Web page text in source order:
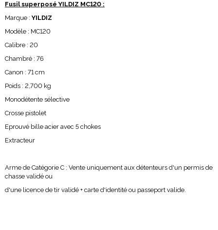
Fusil superposé YILDIZ MC120 :
Marque : YILDIZ
Modèle : MC120
Calibre : 20
Chambré : 76
Canon : 71 cm
Poids : 2,700 kg
Monodétente sélective
Crosse pistolet
Eprouvé bille acier avec 5 chokes
Extracteur
Arme de Catégorie C : Vente uniquement aux détenteurs d'un permis de
chasse validé ou
d'une licence de tir validé + carte d'identité ou passeport valide.